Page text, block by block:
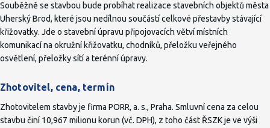
Souběžně se stavbou bude probíhat realizace stavebních objektů města
Uherský Brod, které jsou nedílnou součástí celkové přestavby stávající
křižovatky. Jde o stavební úpravu připojovacích větví místních
komunikací na okružní křižovatku, chodníků, přeložku veřejného
osvětlení, přeložky sítí a terénní úpravy.
Zhotovitel, cena, termín
Zhotovitelem stavby je firma PORR, a. s., Praha. Smluvní cena za celou
stavbu činí 10,967 milionu korun (vč. DPH), z toho část ŘSZK je ve výši